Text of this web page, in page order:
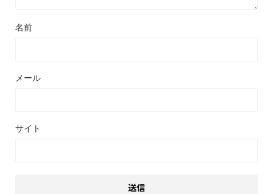
名前
メール
サイト